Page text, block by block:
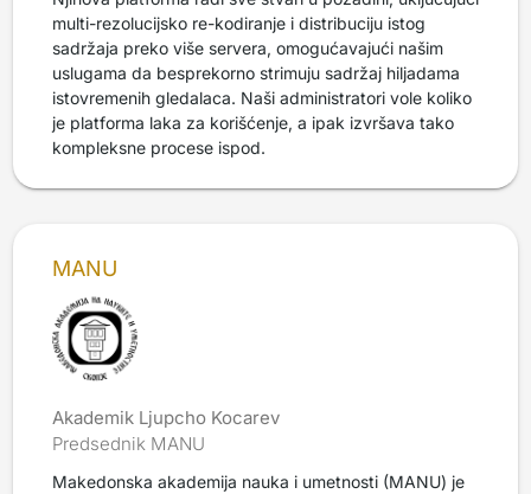
multi-rezolucijsko re-kodiranje i distribuciju istog
sadržaja preko više servera, omogućavajući našim
uslugama da besprekorno strimuju sadržaj hiljadama
istovremenih gledalaca. Naši administratori vole koliko
je platforma laka za korišćenje, a ipak izvršava tako
kompleksne procese ispod.
MANU
Akademik Ljupcho Kocarev
Predsednik MANU
Makedonska akademija nauka i umetnosti (MANU) je